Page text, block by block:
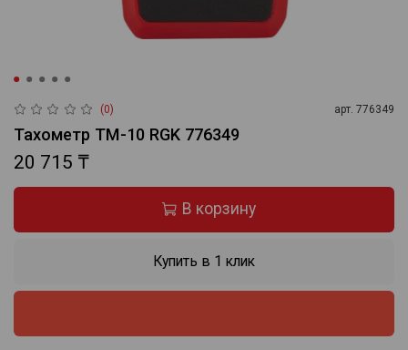
(0) арт. 776349
Тахометр TM-10 RGK 776349
20 715 ₸
В корзину
Купить в 1 клик